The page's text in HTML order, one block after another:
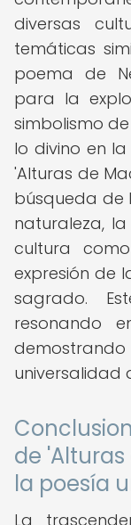
diversas
temáticas
poema de
para la
simbolismo
lo divino en
'Alturas de
búsqueda de
naturaleza,
cultura
expresión de
sagrado.
resonando
universalidad
de
la poesía
La